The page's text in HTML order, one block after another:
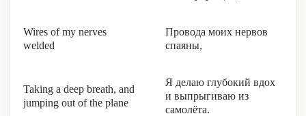
Wires of my nerves
welded
Провода моих нервов
спаяны,
Taking a deep breath, and
jumping out of the plane
Я делаю глубокий вдох
и выпрыгиваю из
самолёта.